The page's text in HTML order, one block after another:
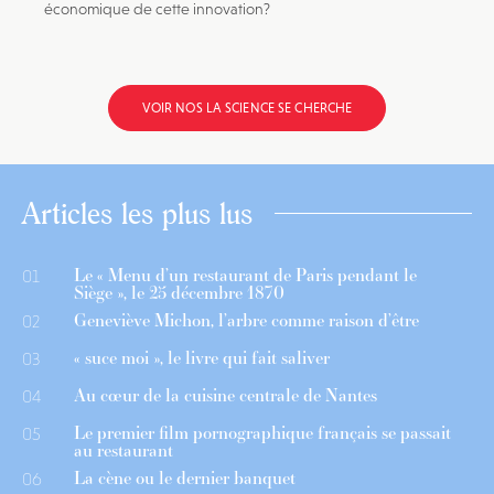
économique de cette innovation?
VOIR NOS LA SCIENCE SE CHERCHE
Articles les plus lus
01 Le « Menu d’un restaurant de Paris pendant le
Siège », le 25 décembre 1870
02 Geneviève Michon, l’arbre comme raison d’être
03 « suce moi », le livre qui fait saliver
04 Au cœur de la cuisine centrale de Nantes
05 Le premier film pornographique français se passait
au restaurant
06 La cène ou le dernier banquet